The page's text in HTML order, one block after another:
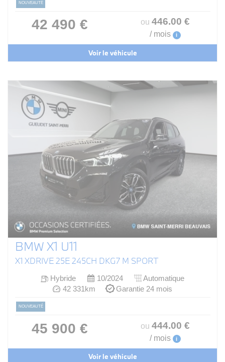
NOUVEAUTÉ
42 490 € ou 446.00 €
/ mois i
Voir le véhicule
BMW X1 U11
X1 XDRIVE 25E 245CH DKG7 M SPORT
Hybride 10/2024
Automatique
42 331km
Garantie 24 mois
NOUVEAUTÉ
45 900 € ou 444.00 €
/ mois i
Voir le véhicule